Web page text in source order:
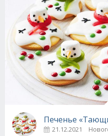
Печенье
21.12.2021